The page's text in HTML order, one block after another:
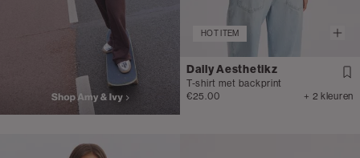
HOT ITEM
Daily Aesthetikz
T-shirt met backprint
€25.00
+ 2 kleuren